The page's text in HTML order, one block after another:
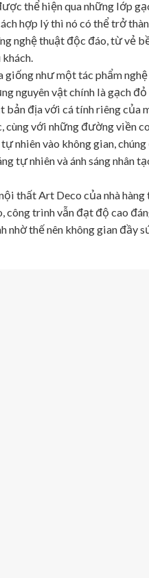
thể hiện qua những lớp
hợp lý thì nó có thể trở
nghệ thuật độc đáo, từ vẻ
như một tác phẩm
nguyên vật chính là gạch
địa với cá tính riêng của
với những đường viền
nhiên vào không gian,
tự nhiên và ánh sáng nhân
thất Art Deco của nhà hàng
trình vẫn đạt độ cao
thế nên không gian đầy